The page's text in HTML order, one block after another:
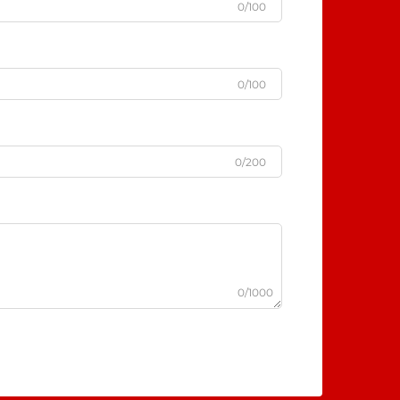
0/100
0/100
0/200
0/1000